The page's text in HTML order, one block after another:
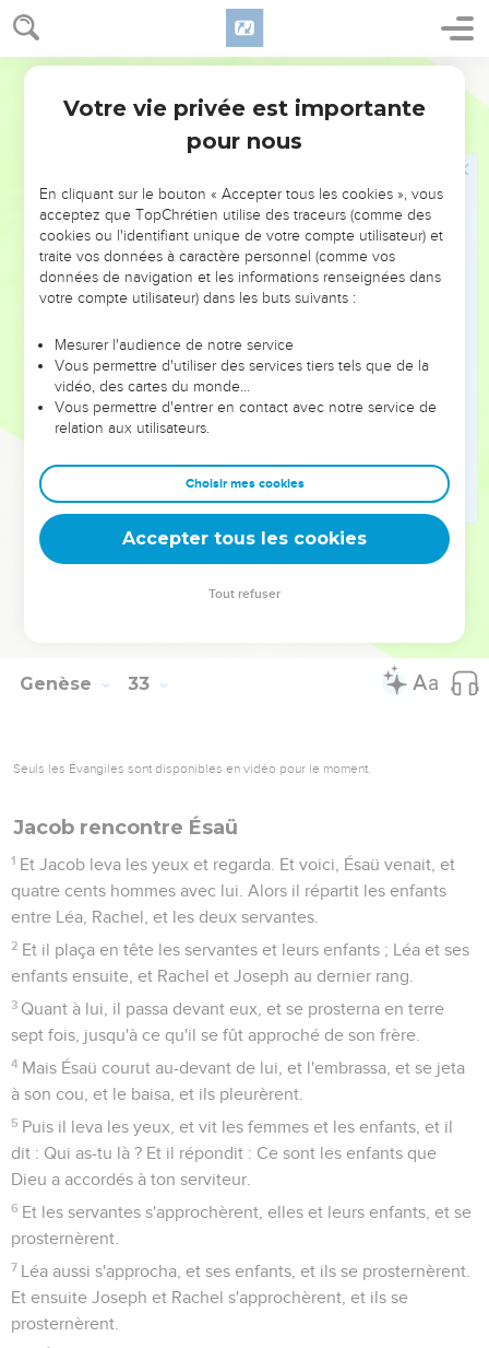
Genèse 32
jusqu'au lever de l'aurore.
25 Et quand cet homme vit qu'il ne pouvait le vaincre, il
hanche de Jacob fut démise, pendant qu'il luttait avec lui.
Et cet homme lui dit : Laisse-moi aller, car l'aurore est
m'aies béni.
Et il lui dit : Quel est ton nom ? et il répondit : Jacob.
Alors il dit : Ton nom ne sera plus Jacob, mais Israël (qui
lutte avec Dieu) ; car tu as lutté avec Dieu et avec les
Et Jacob l'interrogea, et dit : Apprends-moi ton nom, je te
prie. Et il répondit : Pourquoi demandes-tu mon nom ? Et il le
bénit là.
Et Jacob nomma le lieu, Péniel (face de Dieu) ; car, dit-il,
j'ai vu Dieu face à face et mon âme a été délivrée.
Et le soleil se leva pour lui, dés qu'il eut passé Péniel ; et il
boitait de la hanche.
C'est pourquoi, jusqu'à ce jour, les enfants d'Israël ne
Genèse 33
Seuls les Évangiles sont disponibles en vidéo pour le moment.
Jacob rencontre Ésaü
1 Et Jacob leva les yeux et regarda. Et voici, Ésaü venait, et
quatre cents hommes avec lui. Alors il répartit les enfants
entre Léa, Rachel, et les deux servantes.
2 Et il plaça en tête les servantes et leurs enfants ; Léa et ses
enfants ensuite, et Rachel et Joseph au dernier rang.
3 Quant à lui, il passa devant eux, et se prosterna en terre
sept fois, jusqu'à ce qu'il se fût approché de son frère.
4 Mais Ésaü courut au-devant de lui, et l'embrassa, et se jeta
à son cou, et le baisa, et ils pleurèrent.
5 Puis il leva les yeux, et vit les femmes et les enfants, et il
dit : Qui as-tu là ? Et il répondit : Ce sont les enfants que
Dieu a accordés à ton serviteur.
6 Et les servantes s'approchèrent, elles et leurs enfants, et se
prosternèrent.
7 Léa aussi s'approcha, et ses enfants, et ils se prosternèrent.
Et ensuite Joseph et Rachel s'approchèrent, et ils se
prosternèrent.
Votre vie privée est importante
pour nous
En cliquant sur le bouton « Accepter tous les cookies », vous
acceptez que TopChrétien utilise des traceurs (comme des
cookies ou l'identifiant unique de votre compte utilisateur) et
traite vos données à caractère personnel (comme vos
données de navigation et les informations renseignées dans
votre compte utilisateur) dans les buts suivants :
Mesurer l'audience de notre service
Vous permettre d'utiliser des services tiers tels que de la
vidéo, des cartes du monde…
Vous permettre d'entrer en contact avec notre service de
relation aux utilisateurs.
Choisir mes cookies
Accepter tous les cookies
Tout refuser